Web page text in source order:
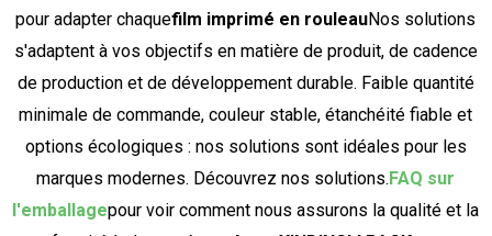
pour adapter chaquefilm imprimé en rouleauNos solutions
s'adaptent à vos objectifs en matière de produit, de cadence
de production et de développement durable. Faible quantité
minimale de commande, couleur stable, étanchéité fiable et
options écologiques : nos solutions sont idéales pour les
marques modernes. Découvrez nos solutions.FAQ sur
l'emballagepour voir comment nous assurons la qualité et la